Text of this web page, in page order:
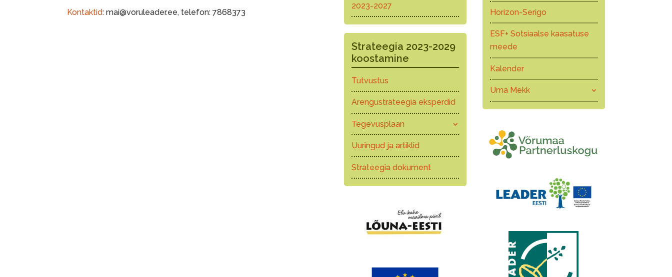
Kontaktid: mai@voruleader.ee, telefon: 7868373
2023-2027
Strateegia 2023-2029
koostamine
Tutvustus
Arengustrateegia eksperdid
Tegevusplaan
Uuringud ja artiklid
Strateegia dokument
Horizon-Serigo
ESF+ Sotsiaalse kaasatuse
meede
Kalender
Uma Mekk